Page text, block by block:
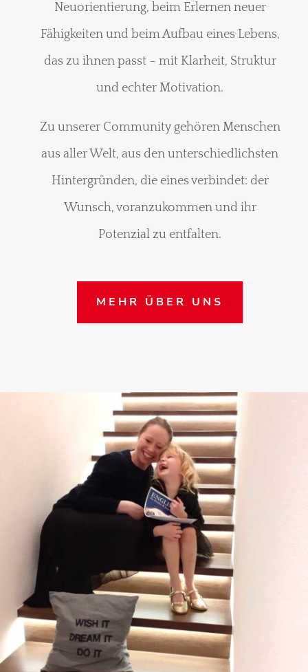
Neuorientierung, beim Erlernen neuer
Fähigkeiten und beim Aufbau eines Lebens,
das zu ihnen passt – mit Klarheit, Struktur
und echter Motivation.
Zu unserer Community gehören Menschen
aus aller Welt, aus den unterschiedlichsten
Hintergründen, die eines verbindet: der
Wunsch, voranzukommen und ihr
Potenzial zu entfalten.
MEHR ÜBER UNS